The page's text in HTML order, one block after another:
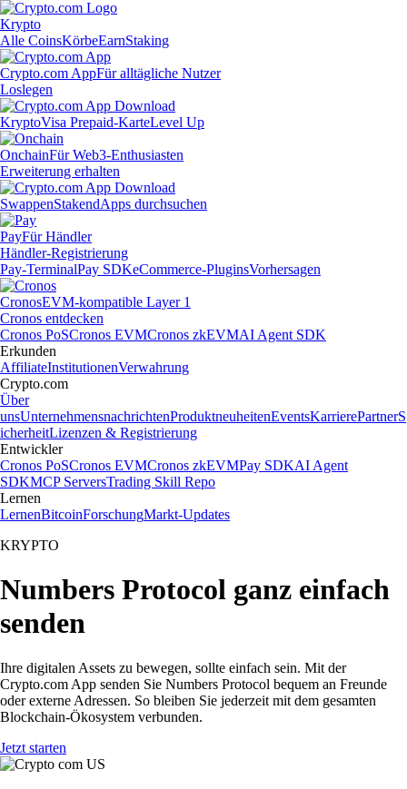
Krypto
Alle CoinsKörbeEarnStaking
Crypto.com AppFür alltägliche Nutzer
Loslegen
KryptoVisa Prepaid-KarteLevel Up
OnchainFür Web3-Enthusiasten
Erweiterung erhalten
SwappenStakendApps durchsuchen
PayFür Händler
Händler-Registrierung
Pay-TerminalPay SDKeCommerce-PluginsVorhersagen
CronosEVM-kompatible Layer 1
Cronos entdecken
Cronos PoSCronos EVMCronos zkEVMAI Agent SDK
Erkunden
AffiliateInstitutionenVerwahrung
Crypto.com
Über
unsUnternehmensnachrichtenProduktneuheitenEventsKarrierePartnerS
icherheitLizenzen & Registrierung
Entwickler
Cronos PoSCronos EVMCronos zkEVMPay SDKAI Agent
SDKMCP ServersTrading Skill Repo
Lernen
LernenBitcoinForschungMarkt-Updates
KRYPTO
Numbers Protocol ganz einfach
senden
Ihre digitalen Assets zu bewegen, sollte einfach sein. Mit der
Crypto.com App senden Sie Numbers Protocol bequem an Freunde
oder externe Adressen. So bleiben Sie jederzeit mit dem gesamten
Blockchain-Ökosystem verbunden.
Jetzt starten